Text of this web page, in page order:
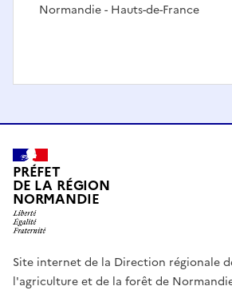
Normandie - Hauts-de-France
PRÉFET
DE LA RÉGION
NORMANDIE
Site internet de la Direction régionale
l'agriculture et de la forêt de